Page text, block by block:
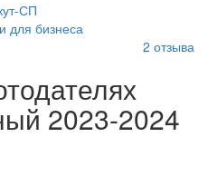
СП
для бизнеса
2 отзыва
2023-2024